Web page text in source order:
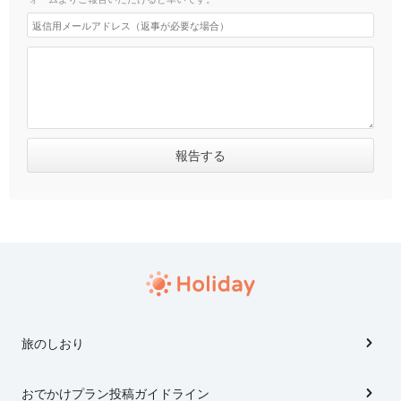
旅のしおり
おでかけプラン投稿ガイドライン